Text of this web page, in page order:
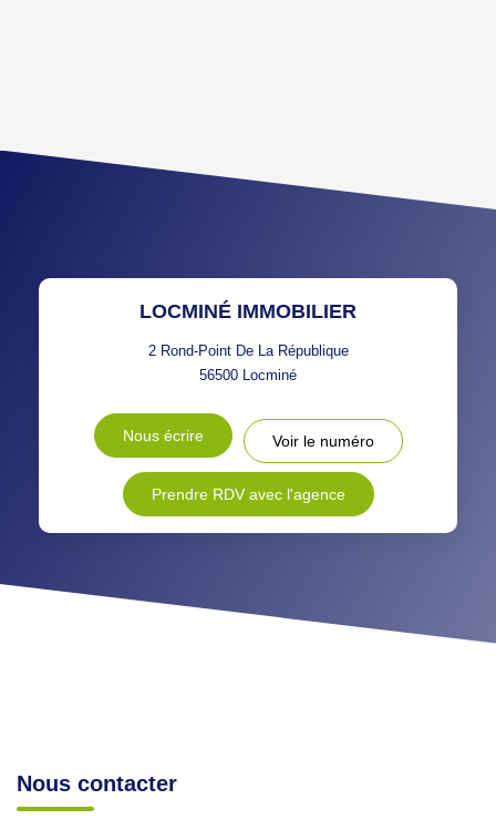
TAUX DE PROPRIÉTAIRES
DISTANCE DE L'AÉROPORT :
LOCMINÉ IMMOBILIER
2 Rond-Point De La République
56500 Locminé
Nous écrire Voir le numéro
Prendre RDV avec l'agence
Nous contacter